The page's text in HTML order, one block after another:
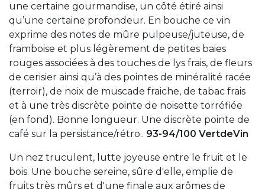
une certaine gourmandise, un côté étiré ainsi
qu’une certaine profondeur. En bouche ce vin
exprime des notes de mûre pulpeuse/juteuse, de
framboise et plus légèrement de petites baies
rouges associées à des touches de lys frais, de fleurs
de cerisier ainsi qu’à des pointes de minéralité racée
(terroir), de noix de muscade fraiche, de tabac frais
et à une très discrète pointe de noisette torréfiée
(en fond). Bonne longueur. Une discrète pointe de
café sur la persistance/rétro.. 93-94/100 VertdeVin
Un nez truculent, lutte joyeuse entre le fruit et le
bois. Une bouche sereine, sûre d'elle, emplie de
fruits très mûrs et d'une finale aux arômes de